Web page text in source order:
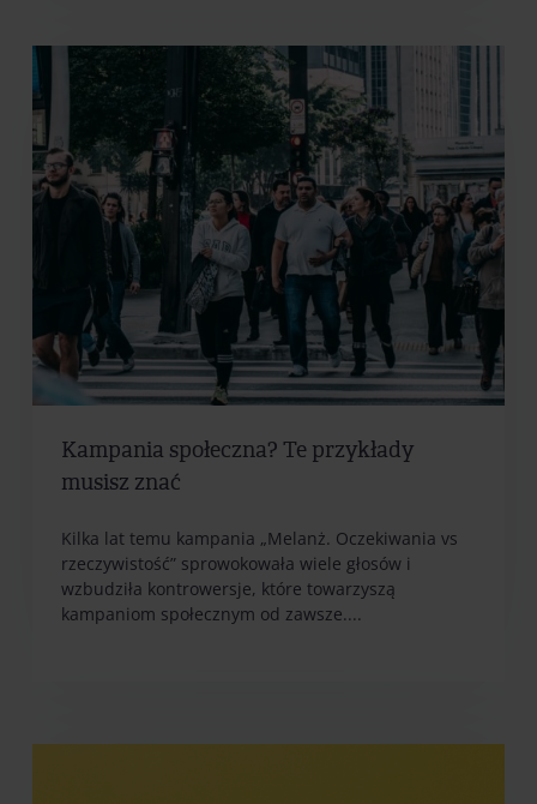
Kampania społeczna? Te przykłady
musisz znać
Kilka lat temu kampania „Melanż. Oczekiwania vs
rzeczywistość” sprowokowała wiele głosów i
wzbudziła kontrowersje, które towarzyszą
kampaniom społecznym od zawsze....